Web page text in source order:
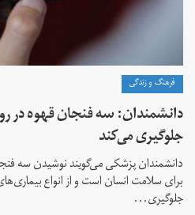
فرهنگ و زندگی
دانشمندان: سه فنجان قهوه در
جلوگیری می‌کند
دانشمندان پزشکی می‌گویند نوشیدن سه
برای سلامت انسان است و از انواع
جلوگیری...